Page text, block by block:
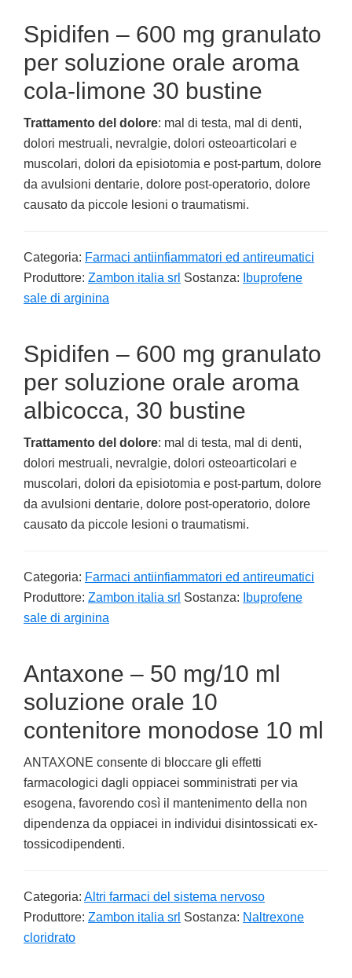
Spidifen – 600 mg granulato
per soluzione orale aroma
cola-limone 30 bustine
Trattamento del dolore: mal di testa, mal di denti,
dolori mestruali, nevralgie, dolori osteoarticolari e
muscolari, dolori da episiotomia e post-partum, dolore
da avulsioni dentarie, dolore post-operatorio, dolore
causato da piccole lesioni o traumatismi.
Categoria: Farmaci antiinfiammatori ed antireumatici
Produttore: Zambon italia srl Sostanza:
Ibuprofene
sale di arginina
Spidifen – 600 mg granulato
per soluzione orale aroma
albicocca, 30 bustine
Trattamento del dolore: mal di testa, mal di denti,
dolori mestruali, nevralgie, dolori osteoarticolari e
muscolari, dolori da episiotomia e post-partum, dolore
da avulsioni dentarie, dolore post-operatorio, dolore
causato da piccole lesioni o traumatismi.
Categoria: Farmaci antiinfiammatori ed antireumatici
Produttore: Zambon italia srl Sostanza:
Ibuprofene
sale di arginina
Antaxone – 50 mg/10 ml
soluzione orale 10
contenitore monodose 10 ml
ANTAXONE consente di bloccare gli effetti
farmacologici dagli oppiacei somministrati per via
esogena, favorendo così il mantenimento della non
dipendenza da oppiacei in individui disintossicati ex-
tossicodipendenti.
Categoria: Altri farmaci del sistema nervoso
Produttore: Zambon italia srl Sostanza: Naltrexone
cloridrato